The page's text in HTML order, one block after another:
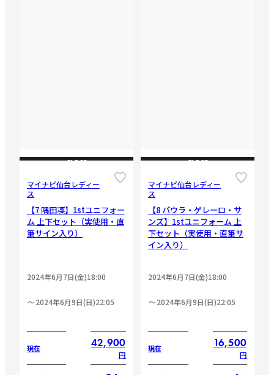
CLOSE
マイナビ仙台レディー
ス
【7 隅田凜】1stユニフォー
ム 上下セット（実使用・直
筆サイン入り）
2024年6月7日(金)18:00
2024年6月9日(日)22:05
現在 42,900
円
CLOSE
マイナビ仙台レディー
ス
【8 パウラ・ゲレーロ・サ
ンズ】1stユニフォーム 上
下セット（実使用・直筆サ
イン入り）
2024年6月7日(金)18:00
2024年6月9日(日)22:05
現在 16,500
円